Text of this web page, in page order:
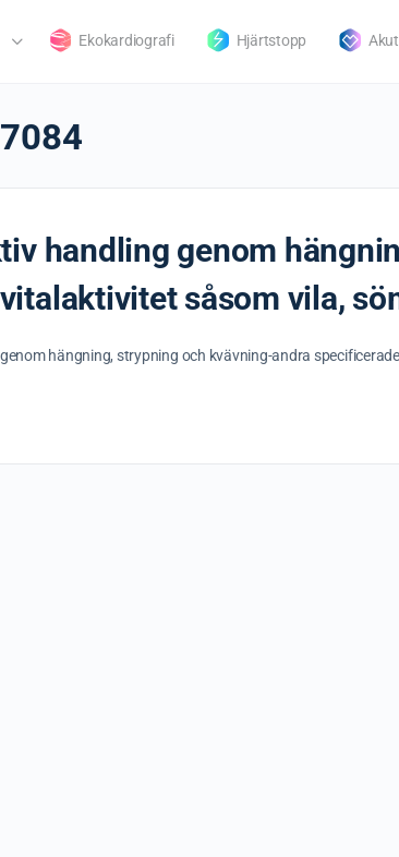
Ekokardiografi Hjärtstopp Akut
handling genom
såsom vila,
hängning, strypning och kvävning-andra